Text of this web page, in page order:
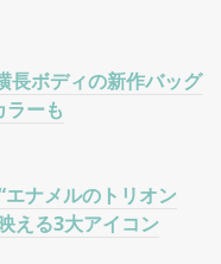
長ボディの新作バッグ
ーも
ナメルのトリオン
える3大アイコン